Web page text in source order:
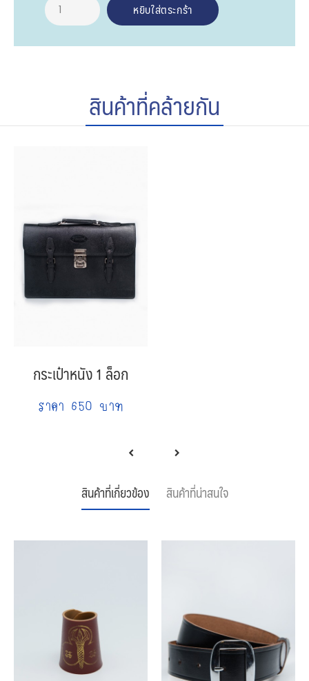
สินค้าที่คล้ายกัน
กระเป๋าหนัง 1 ล็อก
ราคา 650 บาท
สินค้าที่เกี่ยวข้อง สินค้าที่น่าสนใจ